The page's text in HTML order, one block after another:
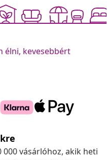
élni, kevesebbért
vásárlóhoz, akik heti